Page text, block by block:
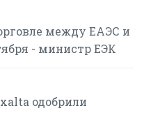
между ЕАЭС и
- министр ЕЭК
одобрили